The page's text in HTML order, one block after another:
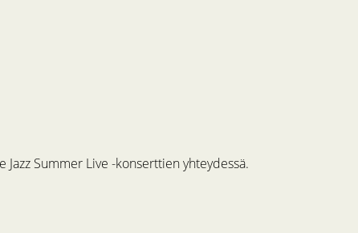
Summer Live -konserttien yhteydessä.